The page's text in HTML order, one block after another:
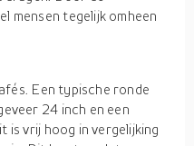
mensen tegelijk omheen
Een typische ronde
24 inch en een
is vrij hoog in vergelijking